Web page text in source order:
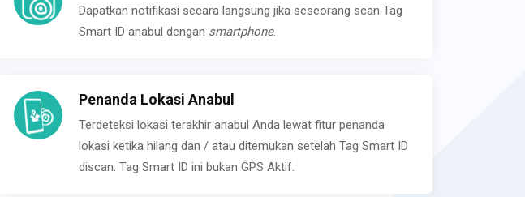
Dapatkan notifikasi secara langsung jika seseorang scan Tag
Smart ID anabul dengan smartphone.
Penanda Lokasi Anabul
Terdeteksi lokasi terakhir anabul Anda lewat fitur penanda
lokasi ketika hilang dan / atau ditemukan setelah Tag Smart ID
discan. Tag Smart ID ini bukan GPS Aktif.